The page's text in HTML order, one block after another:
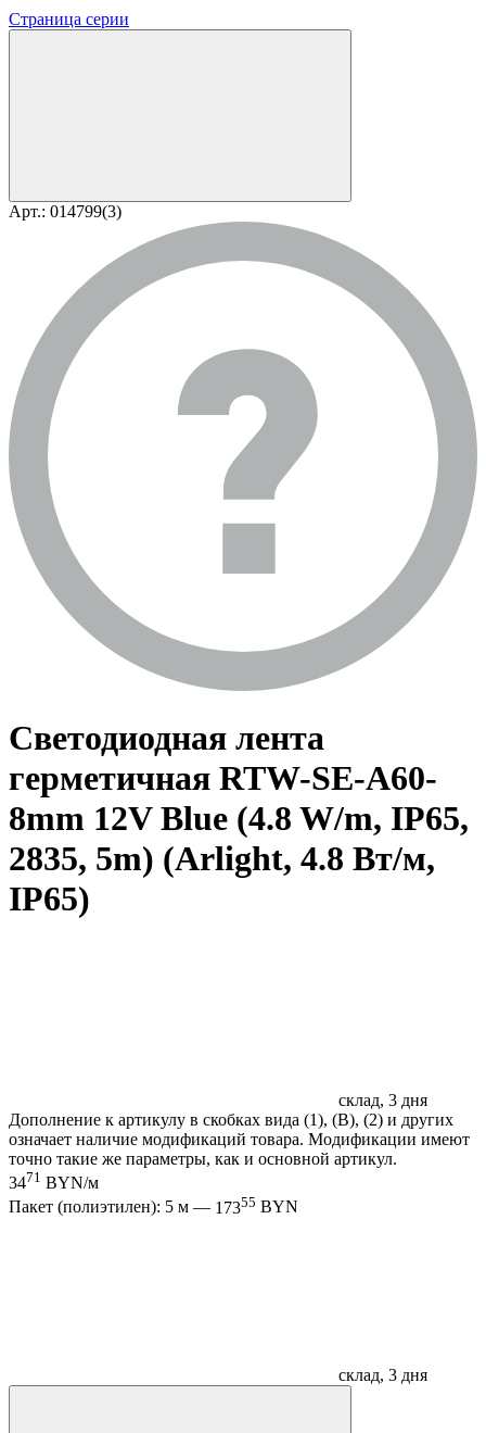
Страница серии
Арт.: 014799(3)
Светодиодная лента
герметичная RTW-SE-A60-
8mm 12V Blue (4.8 W/m, IP65,
2835, 5m) (Arlight, 4.8 Вт/м,
IP65)
склад, 3 дня
Дополнение к артикулу в скобках вида (1), (B), (2) и других
означает наличие модификаций товара. Модификации имеют
точно такие же параметры, как и основной артикул.
3471 BYN/м
Пакет (полиэтилен): 5 м — 17355 BYN
склад, 3 дня